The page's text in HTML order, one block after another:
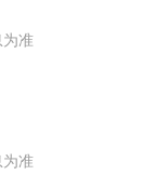
为准
为准